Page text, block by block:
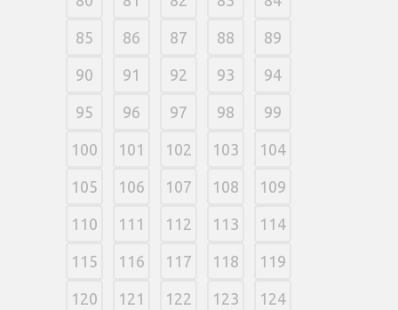
85 86 87 88 89
90 91 92 93 94
95 96 97 98 99
100 101 102 103 104
105 106 107 108 109
110 111 112 113 114
115 116 117 118 119
120 121 122 123 124